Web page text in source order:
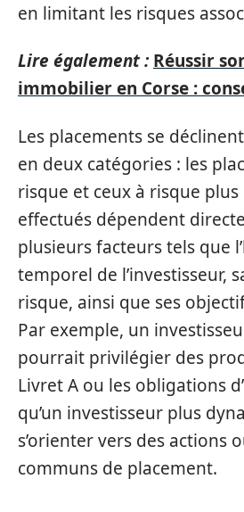
en limitant les risques
Lire également : Réussir
immobilier en Corse :
Les placements se
en deux catégories : les
risque et ceux à risque plus
effectués dépendent
plusieurs facteurs tels que
temporel de l’investisseur,
risque, ainsi que ses
Par exemple, un
pourrait privilégier des
Livret A ou les obligations
qu’un investisseur plus
s’orienter vers des actions
communs de placement.